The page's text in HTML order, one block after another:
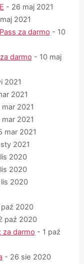
- 26 maj 2021
2021
za darmo - 10
darmo - 10 maj
2021
2021
2021
2021
mar 2021
2021
2020
2020
2020
2020
paź 2020
za darmo - 1 paź
- 26 sie 2020